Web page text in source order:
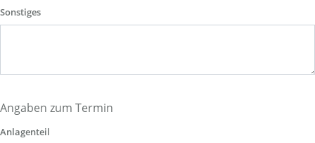
Sonstiges
Angaben zum Termin
Anlagenteil